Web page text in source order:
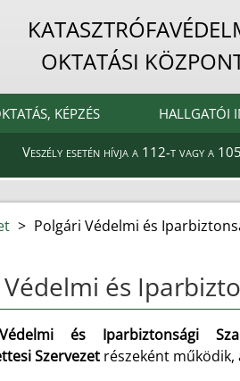
OKTATÁSI
KÉPZÉS HALLGATÓI
Veszély esetén hívja a 112-t vagy a
> Polgári Védelmi és
és
és Iparbiztonsági
Szervezet részeként működik,